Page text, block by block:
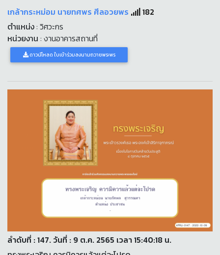
เกล้ากระหม่อม นายทศพร ศีลอวยพร
182
ตำแหน่ง: วิศวะกร
หน่วยงาน : งานอาคารสถานที่
ดาวน์โหลด ใบเข้าร่วมลงนามถวายพระพร
ลำดับที่ : 147. วันที่ : 9 ต.ค. 2565 เวลา 15:40:18 น.